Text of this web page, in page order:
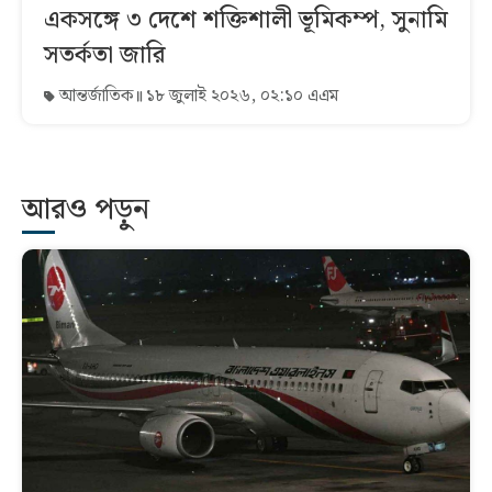
একসঙ্গে ৩ দেশে শক্তিশালী ভূমিকম্প, সুনামি
সতর্কতা জারি
আন্তর্জাতিক ১৮ জুলাই ২০২৬, ০২:১০ এএম
আরও পড়ুন